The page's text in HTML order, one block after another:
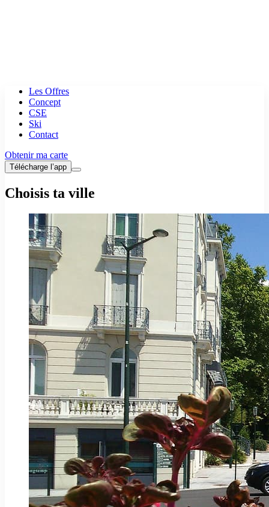
Les Offres
Concept
CSE
Ski
Contact
Obtenir ma carte
Télécharge l’app
Choisis ta ville